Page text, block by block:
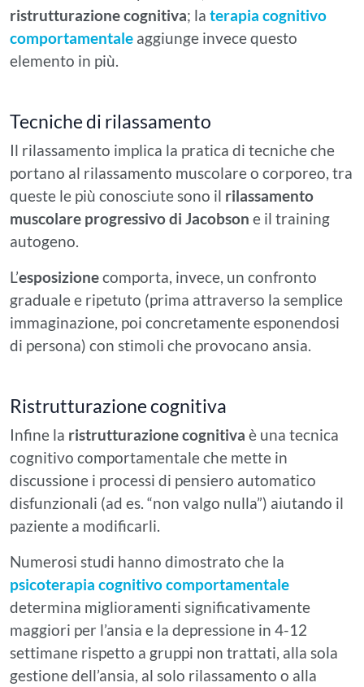
ristrutturazione cognitiva; la terapia cognitivo
comportamentale aggiunge invece questo
elemento in più.
Tecniche di rilassamento
Il rilassamento implica la pratica di tecniche che
portano al rilassamento muscolare o corporeo, tra
queste le più conosciute sono il rilassamento
muscolare progressivo di Jacobson e il training
autogeno.
L’esposizionecomporta, invece, un confronto
graduale e ripetuto (prima attraverso la semplice
immaginazione, poi concretamente esponendosi
di persona) con stimoli che provocano ansia.
Ristrutturazione cognitiva
Infine la ristrutturazione cognitiva è una tecnica
cognitivo comportamentale che mette in
discussione i processi di pensiero automatico
disfunzionali (ad es. “non valgo nulla”) aiutando il
paziente a modificarli.
Numerosi studi hanno dimostrato che la
psicoterapia cognitivo comportamentale
determina miglioramenti significativamente
maggiori per l’ansia e la depressione in 4-12
settimane rispetto a gruppi non trattati, alla sola
gestione dell’ansia, al solo rilassamento o alla